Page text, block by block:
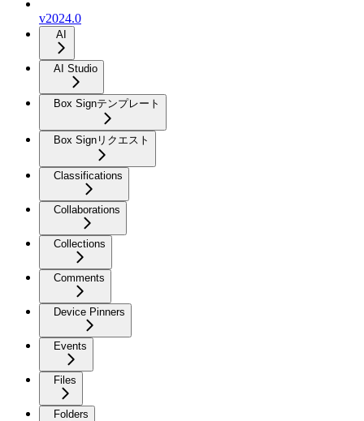
v2024.0
AI
AI Studio
Box Signテンプレート
Box Signリクエスト
Classifications
Collaborations
Collections
Comments
Device Pinners
Events
Files
Folders